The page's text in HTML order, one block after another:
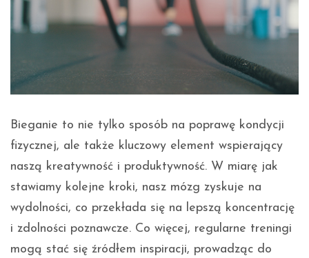
Bieganie to nie tylko sposób na poprawę kondycji
fizycznej, ale także kluczowy element wspierający
naszą kreatywność i produktywność. W miarę jak
stawiamy kolejne kroki, nasz mózg zyskuje na
wydolności, co przekłada się na lepszą koncentrację
i zdolności poznawcze. Co więcej, regularne treningi
mogą stać się źródłem inspiracji, prowadząc do